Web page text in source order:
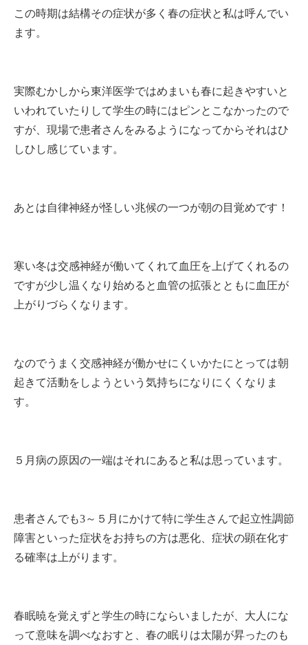
この時期は結構その症状が多く春の症状と私は呼んでい
ます。
実際むかしから東洋医学ではめまいも春に起きやすいと
いわれていたりして学生の時にはピンとこなかったので
すが、現場で患者さんをみるようになってからそれはひ
しひし感じています。
あとは自律神経が怪しい兆候の一つが朝の目覚めです！
寒い冬は交感神経が働いてくれて血圧を上げてくれるの
ですが少し温くなり始めると血管の拡張とともに血圧が
上がりづらくなります。
なのでうまく交感神経が働かせにくいかたにとっては朝
起きて活動をしようという気持ちになりにくくなりま
す。
５月病の原因の一端はそれにあると私は思っています。
患者さんでも3～５月にかけて特に学生さんで起立性調節
障害といった症状をお持ちの方は悪化、症状の顕在化す
る確率は上がります。
春眠暁を覚えずと学生の時にならいましたが、大人にな
って意味を調べなおすと、春の眠りは太陽が昇ったのも